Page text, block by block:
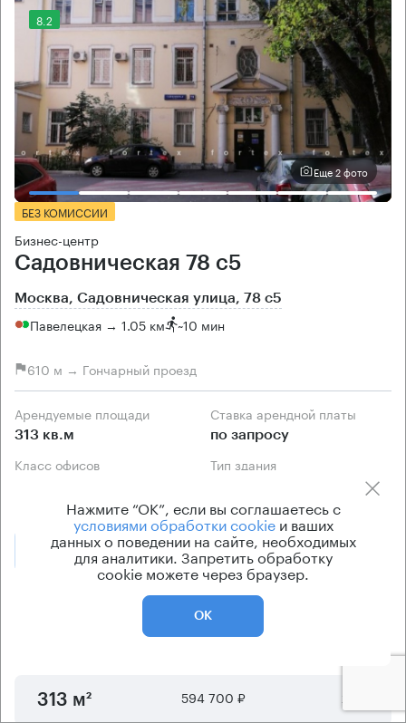
8.2
Еще 2 фото
БЕЗ КОМИССИИ
Бизнес-центр
Садовническая 78 с5
Москва, Садовническая улица, 78 с5
Павелецкая → 1.05 км ~10 мин
610 м → Гончарный проезд
Арендуемые площади
313 кв.м
Ставка арендной платы
по запросу
Класс офисов Тип здания
Позвонить Получить презентацию
Предложения по аренде в этом здании:
313 м² 594 700 ₽
Нажмите “ОК”, если вы соглашаетесь с
условиями обработки cookieи ваших
данных о поведении на сайте, необходимых
для аналитики. Запретить обработку
cookie можете через браузер.
ОК